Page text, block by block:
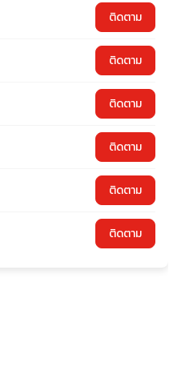
ติดตาม
ติดตาม
ติดตาม
ติดตาม
ติดตาม
ติดตาม